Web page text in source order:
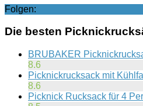
Folgen:
Die besten
BRUBAKER
8.6
Picknickrucksack mit
8.6
Picknick Rucksack für 4